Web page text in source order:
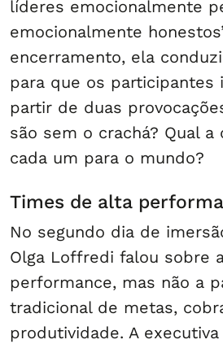
líderes emocionalmente
emocionalmente
encerramento, ela
para que os participantes
partir de duas
são sem o crachá? Qual
cada um para o mundo?
Times de alta
No segundo dia de
Olga Loffredi falou sobre
performance, mas não a
tradicional de metas,
produtividade. A